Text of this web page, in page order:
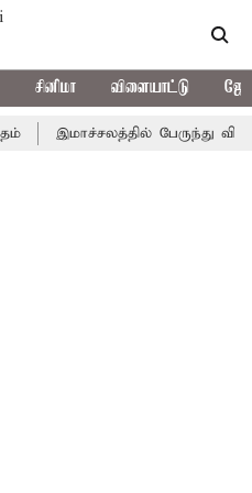
சினிமா விளையாட்டு
இமாச்சலத்தில் பேருந்து விபத்து;